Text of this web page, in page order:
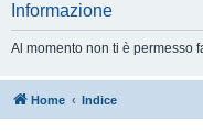
Informazione
Al momento non ti è permesso
Home Indice